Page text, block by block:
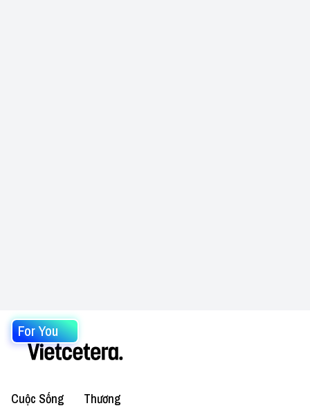
For You
Cuộc Sống Thương